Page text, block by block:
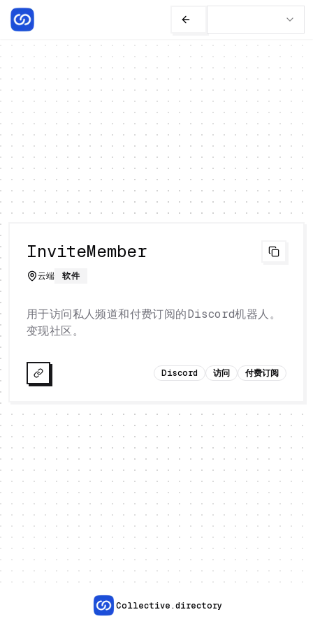
InviteMember
云端 软件
用于访问私人频道和付费订阅的Discord机器人。
变现社区。
Discord 访问 付费订阅
Collective.directory